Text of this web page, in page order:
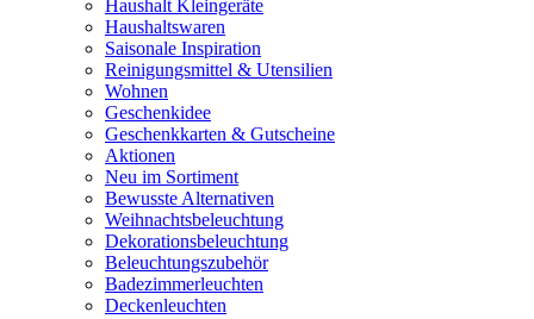
Haushalt Kleingeräte
Haushaltswaren
Saisonale Inspiration
Reinigungsmittel & Utensilien
Wohnen
Geschenkidee
Geschenkkarten & Gutscheine
Aktionen
Neu im Sortiment
Bewusste Alternativen
Weihnachtsbeleuchtung
Dekorationsbeleuchtung
Beleuchtungszubehör
Badezimmerleuchten
Deckenleuchten